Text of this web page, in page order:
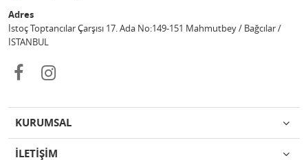
Adres
İstoç Toptancılar Çarşısı 17. Ada No:149-151 Mahmutbey / Bağcılar /
İSTANBUL
KURUMSAL
İLETİŞİM